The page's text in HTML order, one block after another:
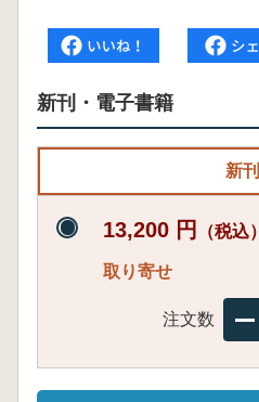
新刊・電子書籍
新刊
13,200 円 （税込）
取り寄せ
注文数